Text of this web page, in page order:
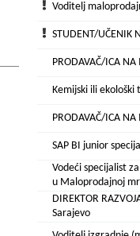
Voditelj
STUDENT/UČENIK
PRODAVAČ/ICA
Kemijski ili
PRODAVAČ/ICA
SAP BI junior
Vodeći specijalist
u Maloprodajnoj
DIREKTOR
Sarajevo